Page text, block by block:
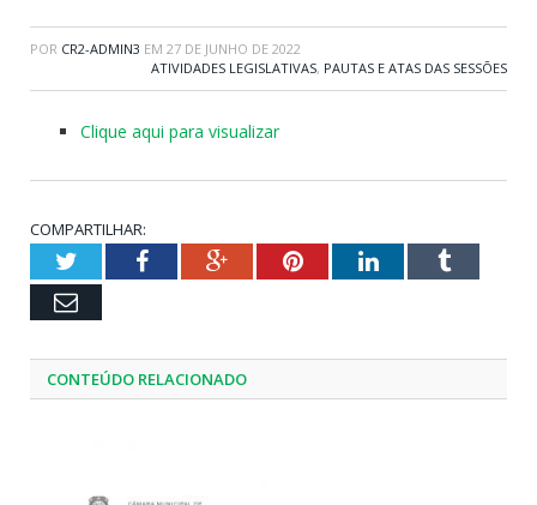
POR CR2-ADMIN3 EM 27 DE JUNHO DE 2022
ATIVIDADES LEGISLATIVAS, PAUTAS E ATAS DAS SESSÕES
Clique aqui para visualizar
COMPARTILHAR:
TwitterFacebookGoogle+PinterestLinkedInTumblr
Email
CONTEÚDO RELACIONADO